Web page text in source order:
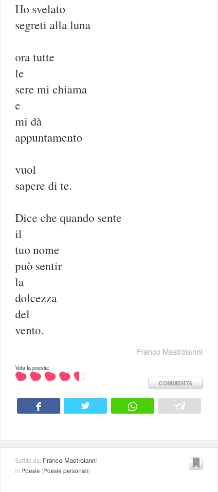
Ho svelato
segreti alla luna
ora tutte
le
sere mi chiama
e
mi dà
appuntamento
vuol
sapere di te.
Dice che quando sente
il
tuo nome
può sentir
la
dolcezza
del
vento.
Franco Mastroianni
Vota la poesia:
COMMENTA
Scritta da: Franco Mastroianni
in Poesie (Poesie personali)